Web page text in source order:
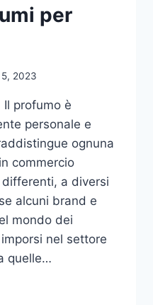
per
2023
Il profumo è
personale e
ognuna
commercio
a diversi
alcuni brand e
mondo dei
nel settore
quelle…